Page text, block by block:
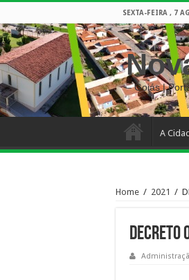
SEXTA-FEIRA , 7
– Goiás |
A
Home / 2021 /